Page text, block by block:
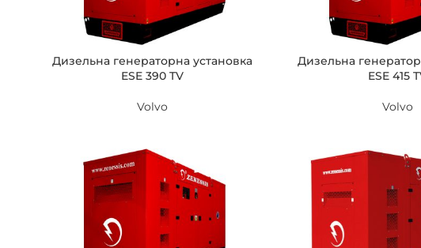
Дизельна генераторна установка
ESE 390 TV
Volvo
Дизельна
ESE 415
Volvo